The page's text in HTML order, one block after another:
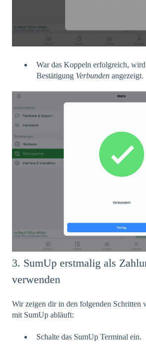
War das Koppeln erfolgreich,
Bestätigung Verbunden angezeigt.
3. SumUp erstmalig als
verwenden
Wir zeigen dir in den folgenden Schritten
mit SumUp abläuft:
Schalte das SumUp Terminal ein.